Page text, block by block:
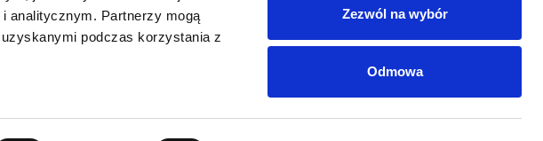
analitycznym. Partnerzy mogą
podczas korzystania z
Zezwól na wybór
Odmowa